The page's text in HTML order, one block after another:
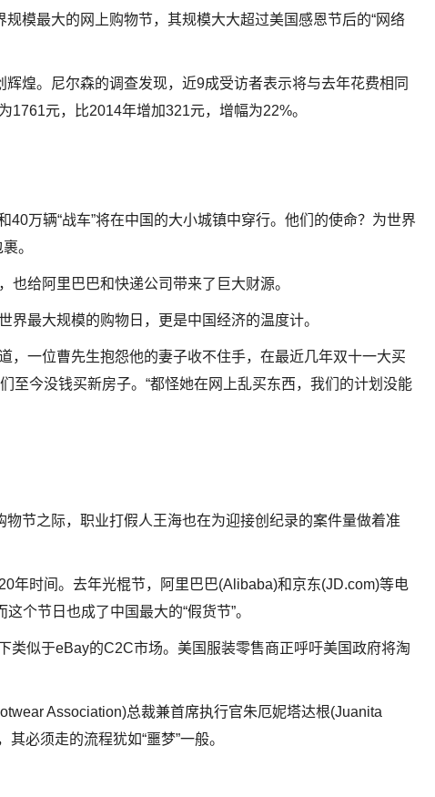
规模最大的网上购物节，其规模大大超过美国感恩节后的“网络
辉煌。尼尔森的调查发现，近9成受访者表示将与去年花费相同
1761元，比2014年增加321元，增幅为22%。
万辆“战车”将在中国的大小城镇中穿行。他们的使命？为世界
。
给阿里巴巴和快递公司带来了巨大财源。
界最大规模的购物日，更是中国经济的温度计。
，一位曹先生抱怨他的妻子收不住手，在最近几年双十一大买
至今没钱买新房子。“都怪她在网上乱买东西，我们的计划没能
物节之际，职业打假人王海也在为迎接创纪录的案件量做着准
年时间。去年光棍节，阿里巴巴(Alibaba)和京东(JD.com)等电
个节日也成了中国最大的“假货节”。
似于eBay的C2C市场。美国服装零售商正呼吁美国政府将淘
Association)总裁兼首席执行官朱厄妮塔达根(Juanita
必须走的流程犹如“噩梦”一般。